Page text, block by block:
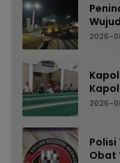
2026-
2026-
Polisi
Obat